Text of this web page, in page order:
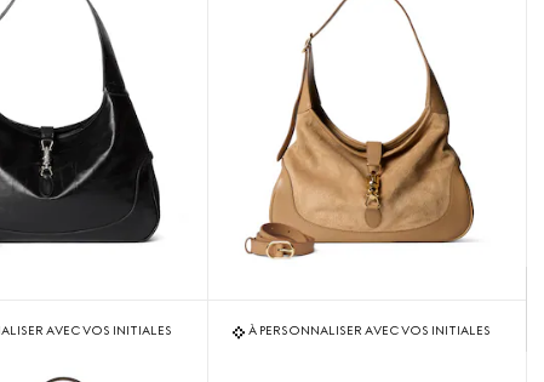
AVEC VOS INITIALES À PERSONNALISER AVEC VOS INITIALES